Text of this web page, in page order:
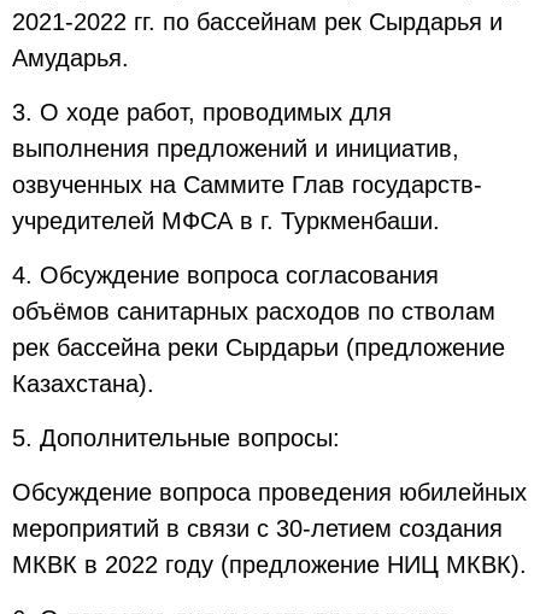
2021-2022 гг. по бассейнам рек Сырдарья и
Амударья.
3. О ходе работ, проводимых для
выполнения предложений и инициатив,
озвученных на Саммите Глав государств-
учредителей МФСА в г. Туркменбаши.
4. Обсуждение вопроса согласования
объёмов санитарных расходов по стволам
рек бассейна реки Сырдарьи (предложение
Казахстана).
5. Дополнительные вопросы:
Обсуждение вопроса проведения юбилейных
мероприятий в связи с 30-летием создания
МКВК в 2022 году (предложение НИЦ МКВК).